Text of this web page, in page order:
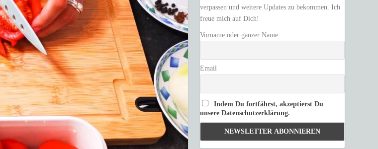
verpassen und weitere Updates zu bekommen. Ich
freue mich auf Dich!
Vorname oder ganzer Name
Email
Indem Du fortfährst, akzeptierst Du
unsere Datenschutzerklärung.